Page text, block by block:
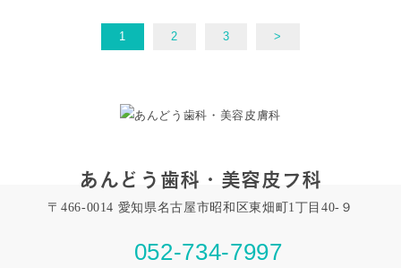
が持てなくなってしまう方も少
1 2 3 >
あんどう歯科・美容皮フ科
〒466-0014 愛知県名古屋市昭和区東畑町1丁目40-９
052-734-7997